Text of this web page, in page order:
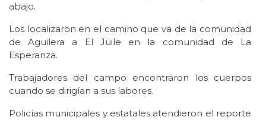
abajo.
Los localizaron en el camino que va de la comunidad
de Aguilera a El Jüile en la comunidad de La
Esperanza.
Trabajadores del campo encontraron los cuerpos
cuando se dirigían a sus labores.
Policías municipales y estatales atendieron el reporte